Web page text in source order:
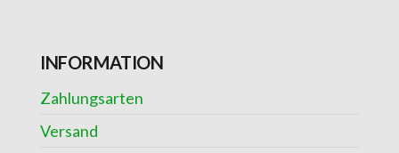
INFORMATION
Zahlungsarten
Versand